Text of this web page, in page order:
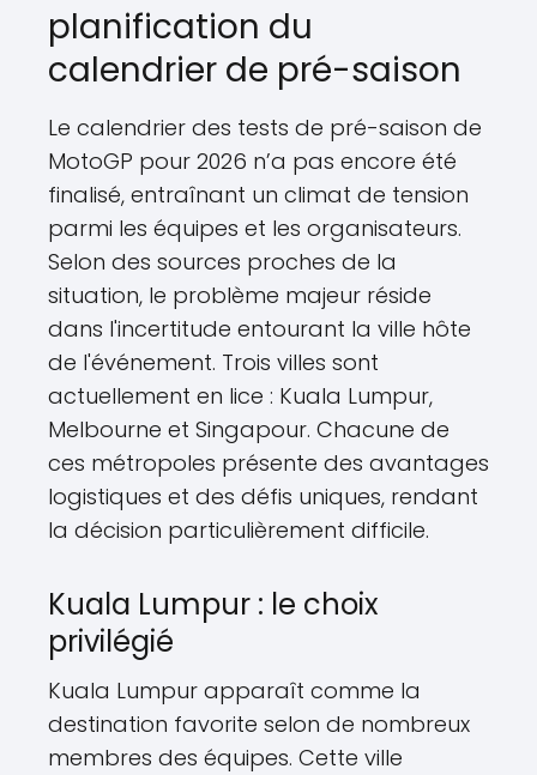
planification du
calendrier de pré-saison
Le calendrier des tests de pré-saison de
MotoGP pour 2026 n’a pas encore été
finalisé, entraînant un climat de tension
parmi les équipes et les organisateurs.
Selon des sources proches de la
situation, le problème majeur réside
dans l'incertitude entourant la ville hôte
de l'événement. Trois villes sont
actuellement en lice : Kuala Lumpur,
Melbourne et Singapour. Chacune de
ces métropoles présente des avantages
logistiques et des défis uniques, rendant
la décision particulièrement difficile.
Kuala Lumpur : le choix
privilégié
Kuala Lumpur apparaît comme la
destination favorite selon de nombreux
membres des équipes. Cette ville